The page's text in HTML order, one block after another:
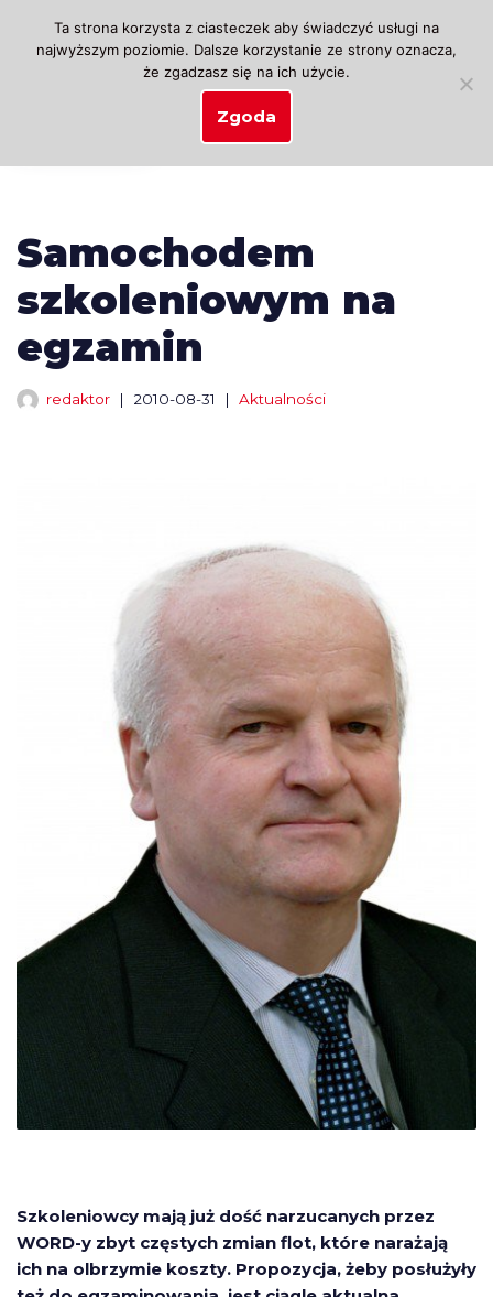
Przejdź
Samochodem
szkoleniowym na
egzamin
redaktor 2010-08-31 Aktualności
Szkoleniowcy mają już dość narzucanych przez
WORD-y zbyt częstych zmian flot, które narażają
ich na olbrzymie koszty. Propozycja, żeby posłużyły
Ta strona korzysta z ciasteczek aby świadczyć usługi na
najwyższym poziomie. Dalsze korzystanie ze strony oznacza,
że zgadzasz się na ich użycie.
Zgoda